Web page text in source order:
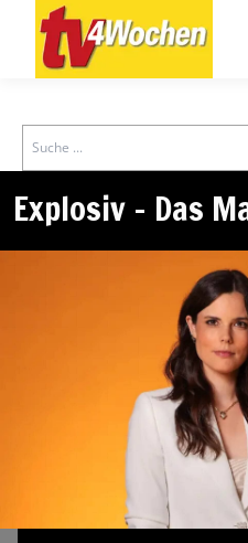
Search
Explosiv – Das